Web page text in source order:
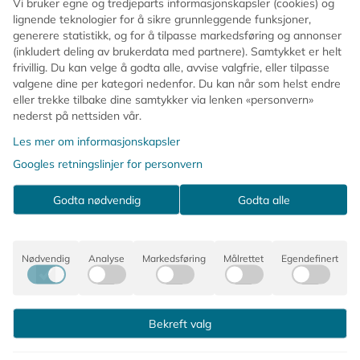
På lager
Kjøp
På lager
Kjøp
lignende teknologier for å sikre grunnleggende funksjoner,
generere statistikk, og for å tilpasse markedsføring og annonser
(inkludert deling av brukerdata med partnere). Samtykket er helt
frivillig. Du kan velge å godta alle, avvise valgfrie, eller tilpasse
valgene dine per kategori nedenfor. Du kan når som helst endre
eller trekke tilbake dine samtykker via lenken «personvern»
nederst på nettsiden vår.
Les mer om informasjonskapsler
Googles retningslinjer for personvern
Godta nødvendig Godta alle
Nødvendig Analyse Markedsføring Målrettet Egendefinert
Bekreft valg